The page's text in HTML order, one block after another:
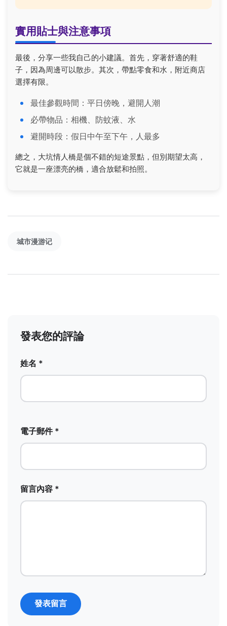
實用貼士與注意事項
最後，分享一些我自己的小建議。首先，穿著舒適的鞋
子，因為周邊可以散步。其次，帶點零食和水，附近商店
選擇有限。
最佳參觀時間：平日傍晚，避開人潮
必帶物品：相機、防蚊液、水
避開時段：假日中午至下午，人最多
總之，大坑情人橋是個不錯的短途景點，但別期望太高，
它就是一座漂亮的橋，適合放鬆和拍照。
城市漫游记
發表您的評論
姓名 *
電子郵件 *
留言內容 *
發表留言